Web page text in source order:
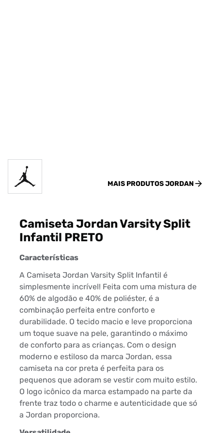
MAIS PRODUTOSJORDAN
Camiseta Jordan Varsity Split
Infantil PRETO
Características
A Camiseta Jordan Varsity Split Infantil é
simplesmente incrível! Feita com uma mistura de
60% de algodão e 40% de poliéster, é a
combinação perfeita entre conforto e
durabilidade. O tecido macio e leve proporciona
um toque suave na pele, garantindo o máximo
de conforto para as crianças. Com o design
moderno e estiloso da marca Jordan, essa
camiseta na cor preta é perfeita para os
pequenos que adoram se vestir com muito estilo.
O logo icônico da marca estampado na parte da
frente traz todo o charme e autenticidade que só
a Jordan proporciona.